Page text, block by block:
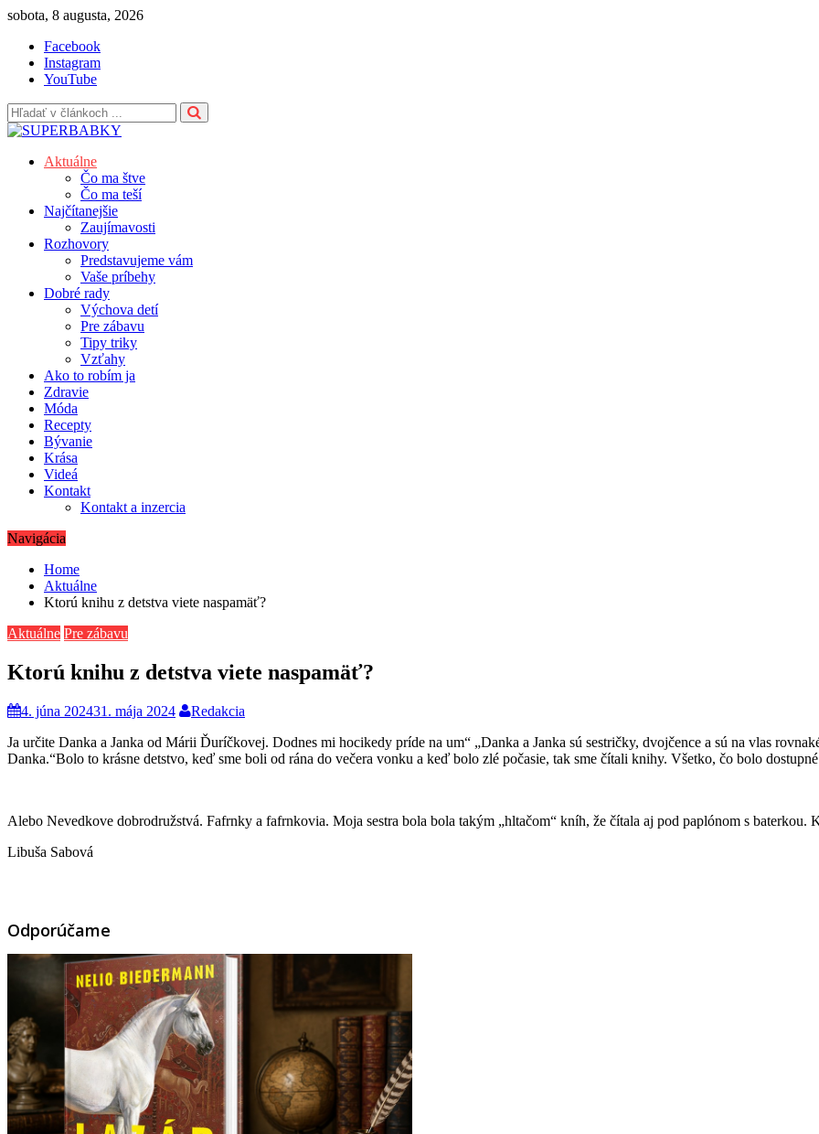
Skip
content
sobota, 8 augusta, 2026
Facebook
Instagram
YouTube
Aktuálne
Čo ma štve
Čo ma teší
Najčítanejšie
Zaujímavosti
Rozhovory
Predstavujeme vám
Vaše príbehy
Dobré rady
Výchova detí
Pre zábavu
Tipy triky
Vzťahy
Ako to robím ja
Zdravie
Móda
Recepty
Bývanie
Krása
Videá
Kontakt
Kontakt a inzercia
Navigácia
Home
Aktuálne
Ktorú knihu z detstva viete naspamäť?
Aktuálne Pre zábavu
Ktorú knihu z detstva viete naspamäť?
4. júna 202431. mája 2024
Redakcia
Ja určite Danka a Janka od Márii Ďuríčkovej. Dodnes mi hocikedy príde na um“ „Danka a Janka sú sestričky, dvojčence a sú na vlas
Danka.“Bolo to krásne detstvo, keď sme boli od rána do večera vonku a keď bolo zlé počasie, tak sme čítali knihy. Všetko, čo bolo
Alebo Nevedkove dobrodružstvá. Fafrnky a fafrnkovia. Moja sestra bola bola takým „hltačom“ kníh, že čítala aj pod paplónom s baterkou.
Libuša Sabová
Odporúčame